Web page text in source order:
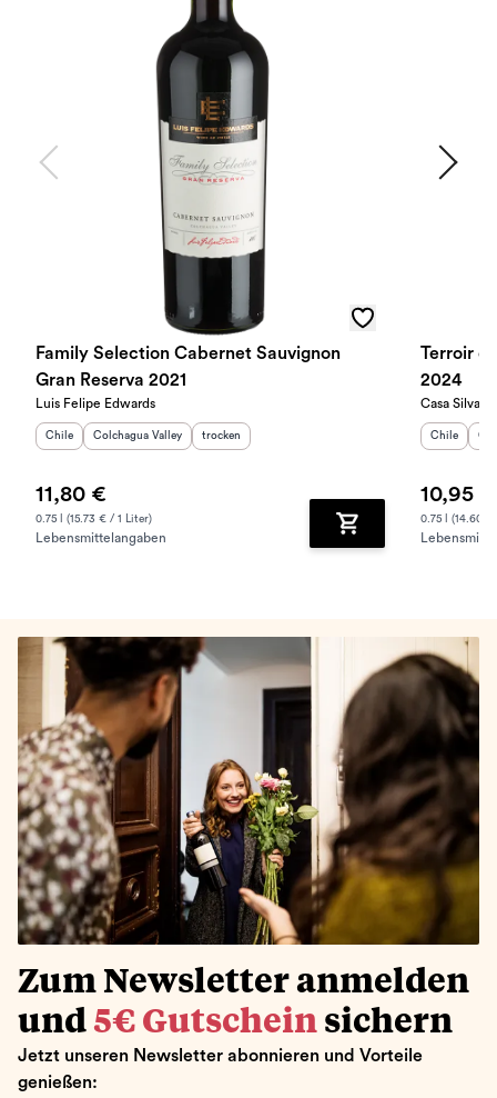
Family Selection Cabernet Sauvignon
Gran Reserva 2021
Luis Felipe Edwards
Herkunftsland:
Chile Herkunftsregion:
Colchagua Valley Geschmack
trocken
11,80 €
0.75 l (15.73 € / 1 Liter)
Lebensmittelangaben Zum Warenkorb
Terroir
2024
Casa Silva
Chile
10,95 €
0.75 l (14.60 €
Zum Newsletter anmelden
und 5€ Gutschein sichern
Jetzt unseren Newsletter abonnieren und Vorteile
genießen: